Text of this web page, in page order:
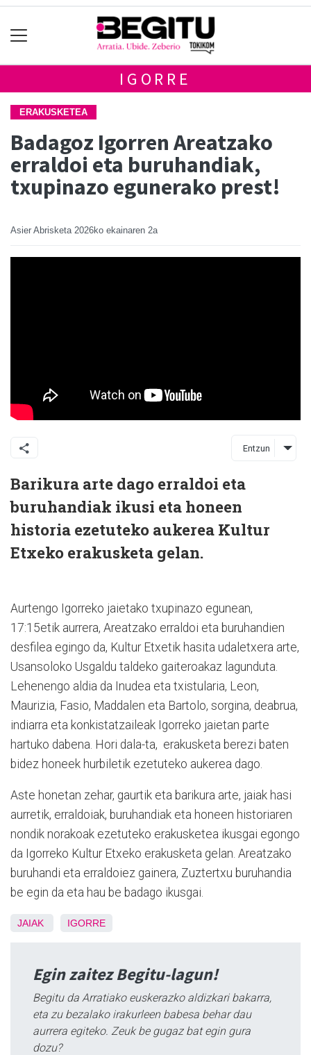
IGORRE
ERAKUSKETEA
Badagoz Igorren Areatzako
erraldoi eta buruhandiak,
txupinazo egunerako prest!
Asier Abrisketa 2026ko ekainaren 2a
Entzun
Barikura arte dago erraldoi eta
buruhandiak ikusi eta honeen
historia ezetuteko aukerea Kultur
Etxeko erakusketa gelan.
Aurtengo Igorreko jaietako txupinazo egunean,
17:15etik aurrera, Areatzako erraldoi eta buruhandien
desfilea egingo da, Kultur Etxetik hasita udaletxera arte,
Usansoloko Usgaldu taldeko gaiteroakaz lagunduta.
Lehenengo aldia da Inudea eta txistularia, Leon,
Maurizia, Fasio, Maddalen eta Bartolo, sorgina, deabrua,
indiarra eta konkistatzaileak Igorreko jaietan parte
hartuko dabena. Hori dala-ta, erakusketa berezi baten
bidez honeek hurbiletik ezetuteko aukerea dago.
Aste honetan zehar, gaurtik eta barikura arte, jaiak hasi
aurretik, erraldoiak, buruhandiak eta honeen historiaren
nondik norakoak ezetuteko erakusketea ikusgai egongo
da Igorreko Kultur Etxeko erakusketa gelan. Areatzako
buruhandi eta erraldoiez gainera, Zuztertxu buruhandia
be egin da eta hau be badago ikusgai.
JAIAK IGORRE
Egin zaitez Begitu-lagun!
Begitu da Arratiako euskerazko aldizkari bakarra,
eta zu bezalako irakurleen babesa behar dau
aurrera egiteko. Zeuk be gugaz bat egin gura
dozu?